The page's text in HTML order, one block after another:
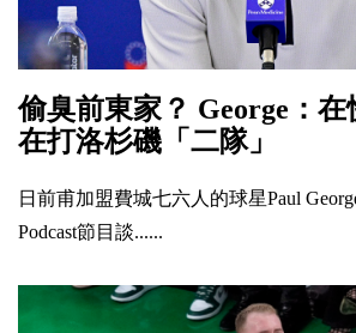
偷臭前東家？ George：
在打洛杉磯「二隊」
日前甫加盟費城七六人的球星Paul
Podcast節目談......